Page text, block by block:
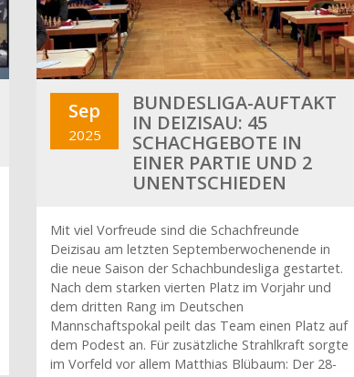
Sep
2025
BUNDESLIGA-AUFTAKT
IN DEIZISAU: 45
SCHACHGEBOTE IN
EINER PARTIE UND 2
UNENTSCHIEDEN
Mit viel Vorfreude sind die Schachfreunde
Deizisau am letzten Septemberwochenende in
die neue Saison der Schachbundesliga gestartet.
Nach dem starken vierten Platz im Vorjahr und
dem dritten Rang im Deutschen
Mannschaftspokal peilt das Team einen Platz auf
dem Podest an. Für zusätzliche Strahlkraft sorgte
im Vorfeld vor allem Matthias Blübaum: Der 28-